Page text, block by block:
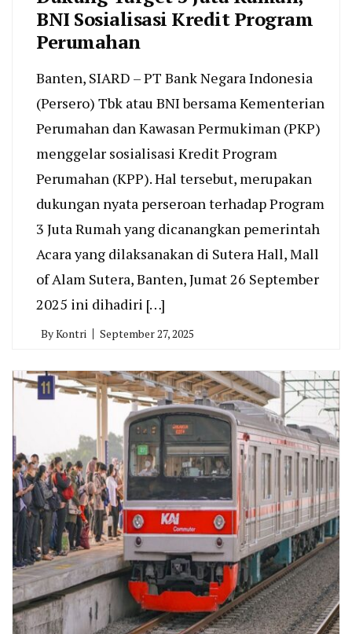
BNI Sosialisasi Kredit Program
Perumahan
Banten, SIARD – PT Bank Negara Indonesia
(Persero) Tbk atau BNI bersama Kementerian
Perumahan dan Kawasan Permukiman (PKP)
menggelar sosialisasi Kredit Program
Perumahan (KPP). Hal tersebut, merupakan
dukungan nyata perseroan terhadap Program
3 Juta Rumah yang dicanangkan pemerintah
Acara yang dilaksanakan di Sutera Hall, Mall
of Alam Sutera, Banten, Jumat 26 September
2025 ini dihadiri […]
ByKontri September 27, 2025